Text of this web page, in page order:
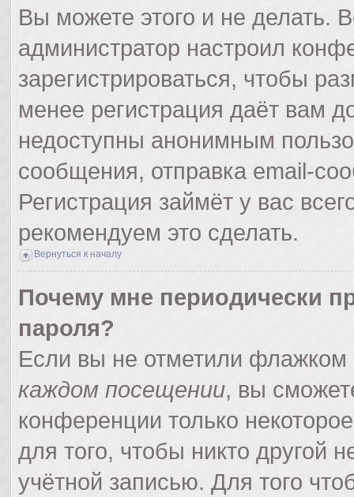
Вы можете этого и не делать.
администратор настроил
зарегистрироваться, чтобы
менее регистрация даёт вам
недоступны анонимным
сообщения, отправка email-
Регистрация займёт у вас
рекомендуем это сделать.
Вернуться к началу
Почему мне периодически
пароля?
Если вы не отметили флажком
каждом посещении, вы
конференции только
для того, чтобы никто другой
учётной записью. Для того